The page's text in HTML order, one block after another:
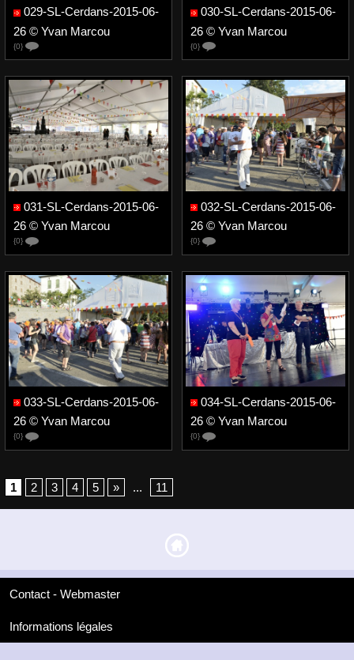
029-SL-Cerdans-2015-06-
26 © Yvan Marcou
{0}
030-SL-Cerdans-2015-06-
26 © Yvan Marcou
{0}
031-SL-Cerdans-2015-06-
26 © Yvan Marcou
{0}
032-SL-Cerdans-2015-06-
26 © Yvan Marcou
{0}
033-SL-Cerdans-2015-06-
26 © Yvan Marcou
{0}
034-SL-Cerdans-2015-06-
26 © Yvan Marcou
{0}
1 2 3 4 5 » ... 11
Contact - Webmaster
Informations légales